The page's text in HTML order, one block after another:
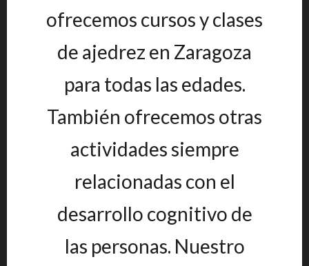
ofrecemos cursos y clases
de ajedrez en Zaragoza
para todas las edades.
También ofrecemos otras
actividades siempre
relacionadas con el
desarrollo cognitivo de
las personas. Nuestro